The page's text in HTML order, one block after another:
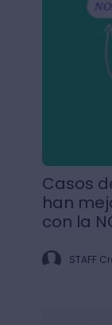
Casos
han
con la
STAFF